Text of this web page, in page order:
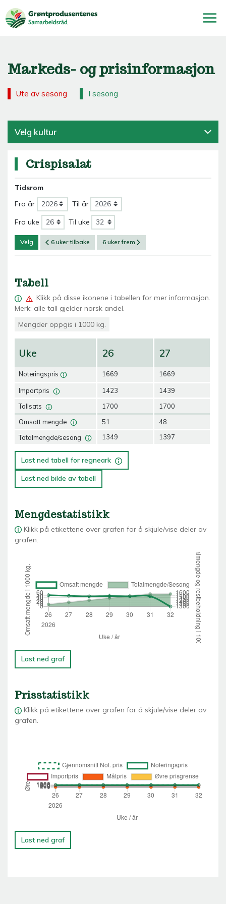
Markeds- og prisinformasjon
Ute av sesong I sesong
Velg kultur
Crispisalat
Tidsrom
Fra år
Til år
Fra uke Til uke
Velg 6 uker tilbake 6 uker frem
Tabell
Klikk på disse ikonene i tabellen for mer informasjon.
Merk: alle tall gjelder norsk andel.
Mengder oppgis i 1000 kg.
Uke
Noteringspris
Importpris
Tollsats
Omsatt mengde
Totalmengde/sesong
26
1669
1423
1700
51
1349
27
1669
1439
1700
48
1397
Last ned tabell for regneark
Last ned bilde av tabell
Mengdestatistikk
Klikk på etikettene over grafen for å skjule/vise deler av
grafen.
Last ned graf
Prisstatistikk
Klikk på etikettene over grafen for å skjule/vise deler av
grafen.
Last ned graf